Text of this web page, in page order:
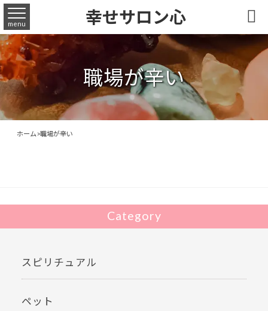
幸せサロン心
menu 
職場が辛い
ホーム>職場が辛い
Category
スピリチュアル
ペット